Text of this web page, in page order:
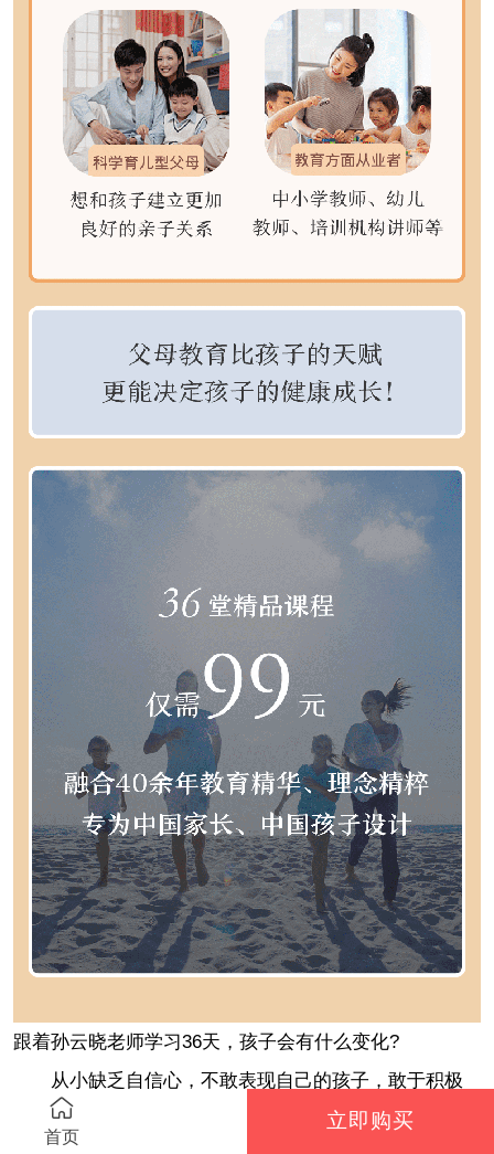
跟着孙云晓老师学习36天，孩子会有什么变化?
从小缺乏自信心，不敢表现自己的孩子，敢于积极
表达自己的想法，公共场合也不会怯场;
首页
立即购买